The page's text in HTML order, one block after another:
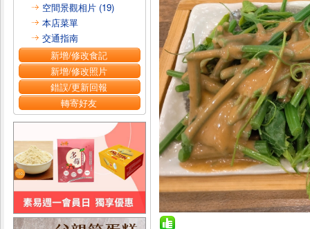
空間景觀相片 (19)
本店菜單
交通指南
新增/修改食記
新增/修改照片
錯誤/更新回報
轉寄好友